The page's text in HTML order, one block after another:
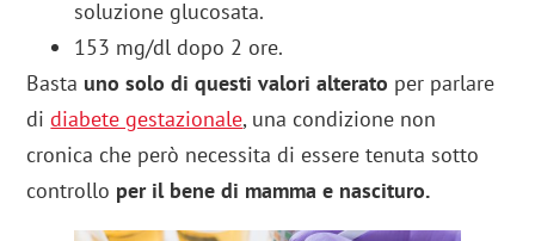
soluzione glucosata.
153 mg/dl dopo 2 ore.
Basta uno solo di questi valori alterato per parlare
didiabete gestazionale, una condizione non
cronica che però necessita di essere tenuta sotto
controllo per il bene di mamma e nascituro.